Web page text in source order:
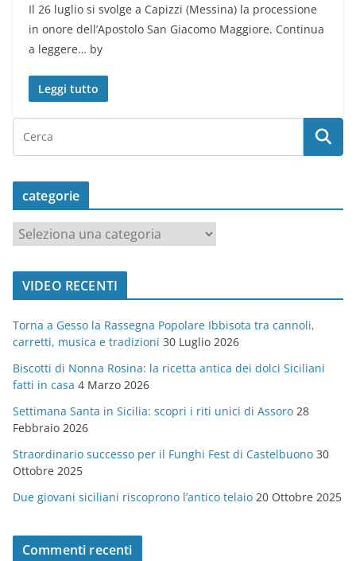
Il 26 luglio si svolge a Capizzi (Messina) la processione
in onore dell’Apostolo San Giacomo Maggiore. Continua
a leggere… by
Leggi tutto
categorie
a
t
o
r
i
e
VIDEO RECENTI
Torna a Gesso la Rassegna Popolare Ibbisota tra cannoli,
carretti, musica e tradizioni 30 Luglio 2026
Biscotti di Nonna Rosina: la ricetta antica dei dolci Siciliani
fatti in casa 4 Marzo 2026
Settimana Santa in Sicilia: scopri i riti unici di Assoro 28
Febbraio 2026
Straordinario successo per il Funghi Fest di Castelbuono 30
Ottobre 2025
Due giovani siciliani riscoprono l’antico telaio 20 Ottobre 2025
Commenti recenti